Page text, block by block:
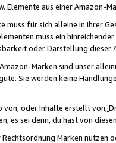
Elemente aus einer Amazon-
muss für sich alleine in ihrer
muss ein
oder Darstellung dieser
Marken sind unser
Sie werden keine
von, oder Inhalte erstellt von,
es sei denn, du hast von
Marken nutzen